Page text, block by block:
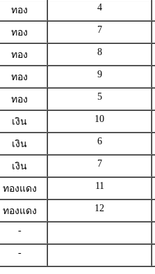
ทอง 4
ทอง 7
ทอง 8
ทอง 9
ทอง 5
เงิน 10
เงิน 6
เงิน 7
ทองแดง 11
ทองแดง 12
-
-